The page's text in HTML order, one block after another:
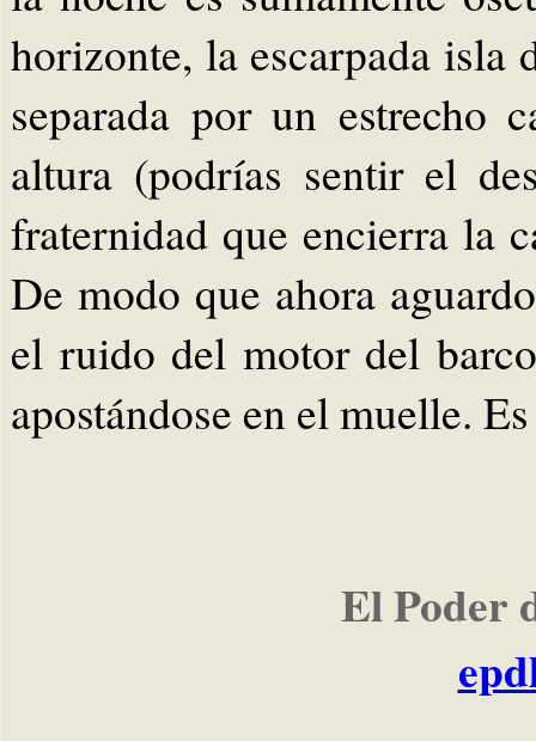
horizonte, la escarpada isla
separada por un estrecho
altura (podrías sentir el
fraternidad que encierra la
De modo que ahora
el ruido del motor del
apostándose en el muelle.
El Poder